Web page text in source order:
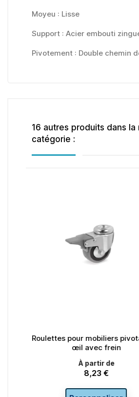
Moyeu : Lisse
Support : Acier embouti
Pivotement : Double chemin
16 autres produits dans la
catégorie :
mobiliers pivotante à